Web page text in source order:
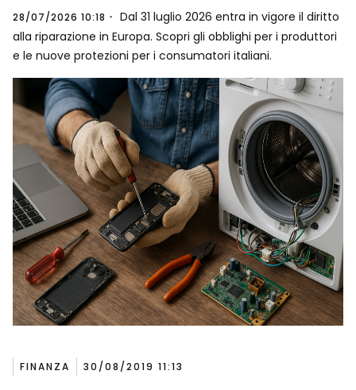
28/07/2026 10:18
Dal 31 luglio 2026 entra in vigore il diritto
alla riparazione in Europa. Scopri gli obblighi per i produttori
e le nuove protezioni per i consumatori italiani.
FINANZA 30/08/2019 11:13